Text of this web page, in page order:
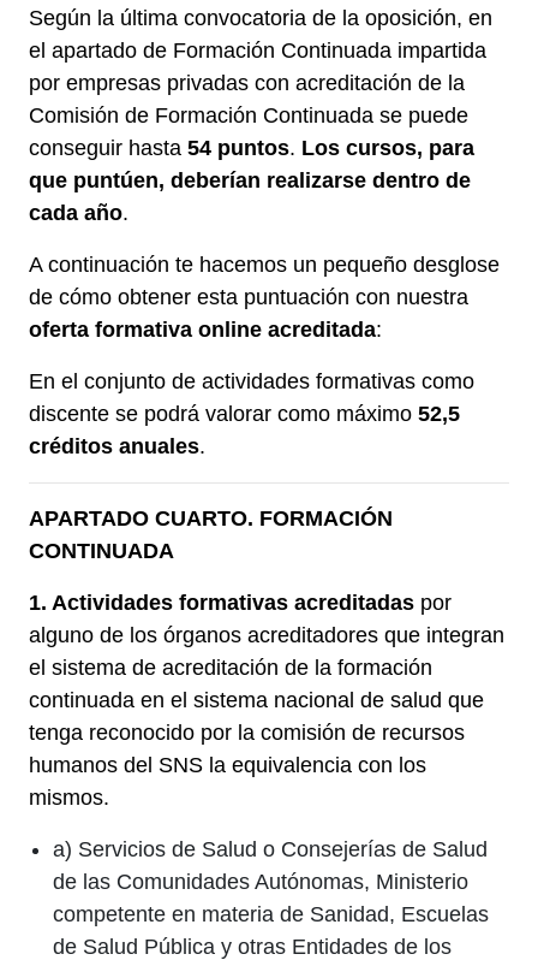
Según la última convocatoria de la oposición, en
el apartado de Formación Continuada impartida
por empresas privadas con acreditación de la
Comisión de Formación Continuada se puede
conseguir hasta 54 puntos. Los cursos, para
que puntúen, deberían realizarse dentro de
cada año.
A continuación te hacemos un pequeño desglose
de cómo obtener esta puntuación con nuestra
oferta formativa online acreditada:
En el conjunto de actividades formativas como
discente se podrá valorar como máximo 52,5
créditos anuales.
APARTADO CUARTO. FORMACIÓN
CONTINUADA
1. Actividades formativas acreditadas por
alguno de los órganos acreditadores que integran
el sistema de acreditación de la formación
continuada en el sistema nacional de salud que
tenga reconocido por la comisión de recursos
humanos del SNS la equivalencia con los
mismos.
a) Servicios de Salud o Consejerías de Salud
de las Comunidades Autónomas, Ministerio
competente en materia de Sanidad, Escuelas
de Salud Pública y otras Entidades de los